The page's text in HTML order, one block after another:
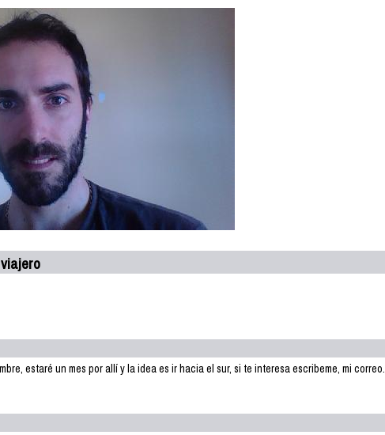
estaré un mes por allí y la idea es ir hacia el sur, si te interesa escribeme, mi correo.